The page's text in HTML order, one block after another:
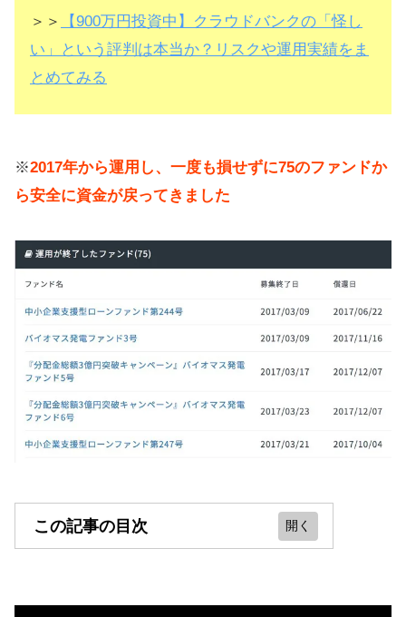
＞＞
【900万円投資中】クラウドバンクの「怪し
い」という評判は本当か？リスクや運用実績をま
とめてみる
※2017年から運用し、一度も損せずに75のファンドか
ら安全に資金が戻ってきました
この記事の目次
る？